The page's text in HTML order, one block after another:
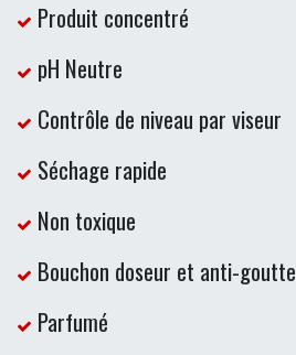
Produit concentré
pH Neutre
Contrôle de niveau par viseur
Séchage rapide
Non toxique
Bouchon doseur et anti-goutte
Parfumé